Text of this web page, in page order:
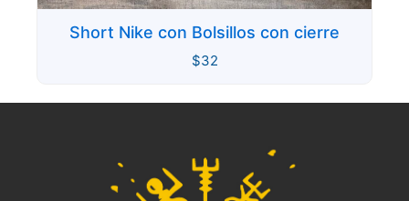
Short Nike con Bolsillos con cierre
$32